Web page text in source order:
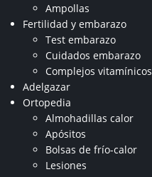
Ampollas
Fertilidad y embarazo
Test embarazo
Cuidados embarazo
Complejos vitamínicos
Adelgazar
Ortopedia
Almohadillas calor
Apósitos
Bolsas de frío-calor
Lesiones